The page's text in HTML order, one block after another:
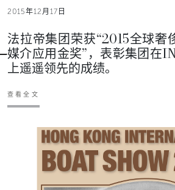
2015年12月17日
法拉帝集团荣获“2015全球
媒介应用金奖”，表彰集团在
上遥遥领先的成绩。
查看全文